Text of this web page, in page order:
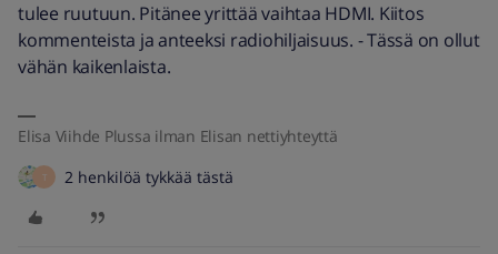
tulee ruutuun. Pitänee yrittää vaihtaa HDMI. Kiitos
kommenteista ja anteeksi radiohiljaisuus. - Tässä on ollut
vähän kaikenlaista.
Elisa Viihde Plussa ilman Elisan nettiyhteyttä
T 2 henkilöä tykkää tästä